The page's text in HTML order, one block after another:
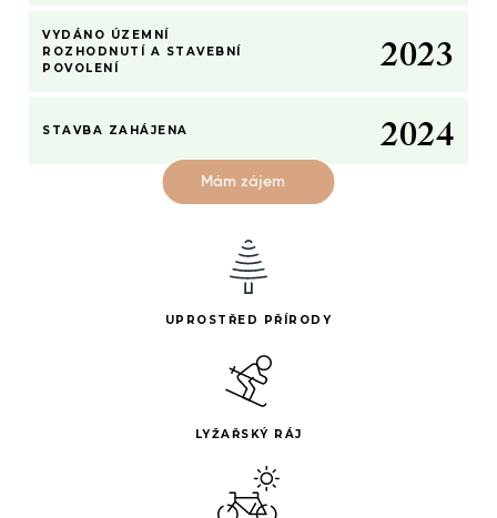
2023
VYDÁNO ÚZEMNÍ
ROZHODNUTÍ A STAVEBNÍ
POVOLENÍ
–
0
20
–
0
2
1
2
4
STAVBA ZAHÁJENA
Mám zájem
UPROSTŘED PŘÍRODY
LYŽAŘSKÝ RÁJ